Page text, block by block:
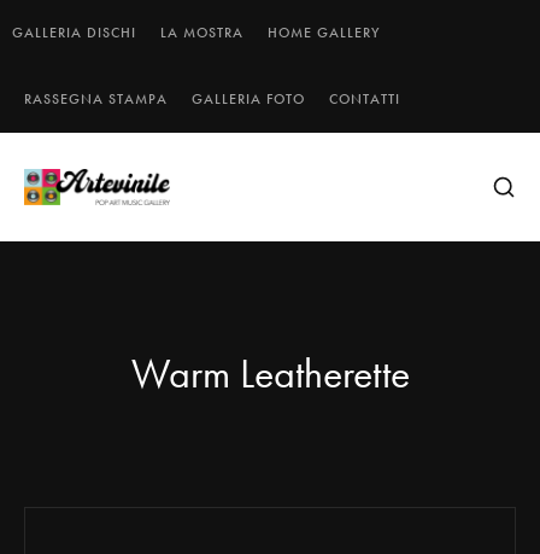
GALLERIA DISCHI LA MOSTRA HOME GALLERY
RASSEGNA STAMPA GALLERIA FOTO CONTATTI
Warm Leatherette